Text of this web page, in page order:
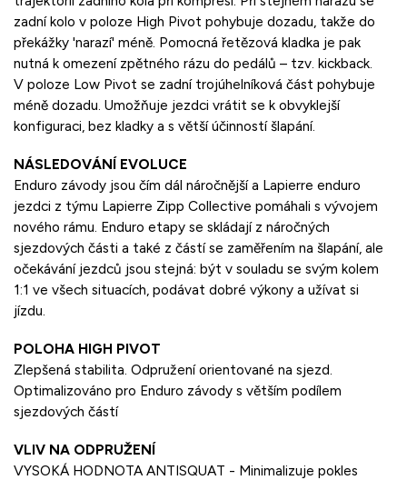
zadní kolo v poloze High Pivot pohybuje dozadu, takže do
překážky 'narazí' méně. Pomocná řetězová kladka je pak
nutná k omezení zpětného rázu do pedálů – tzv. kickback.
V poloze Low Pivot se zadní trojúhelníková část pohybuje
méně dozadu. Umožňuje jezdci vrátit se k obvyklejší
konfiguraci, bez kladky a s větší účinností šlapání.
NÁSLEDOVÁNÍ EVOLUCE
Enduro závody jsou čím dál náročnější a Lapierre enduro
jezdci z týmu Lapierre Zipp Collective pomáhali s vývojem
nového rámu. Enduro etapy se skládají z náročných
sjezdových části a také z částí se zaměřením na šlapání, ale
očekávání jezdců jsou stejná: být v souladu se svým kolem
1:1 ve všech situacích, podávat dobré výkony a užívat si
jízdu.
POLOHA HIGH PIVOT
Zlepšená stabilita. Odpružení orientované na sjezd.
Optimalizováno pro Enduro závody s větším podílem
sjezdových částí
VLIV NA ODPRUŽENÍ
VYSOKÁ HODNOTA ANTISQUAT - Minimalizuje pokles